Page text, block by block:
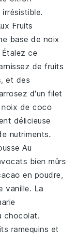
Fruits
base de noix
Étalez ce
defruits
, et des
d'un filet
noix de coco
délicieuse
nutriments.
Au
bien mûrs
en poudre,
vanille. La
chocolat.
ramequins et